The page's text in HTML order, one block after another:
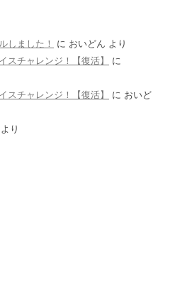
しました！ に おいどん より
スチャレンジ！【復活】
に
スチャレンジ！【復活】
に おいど
より